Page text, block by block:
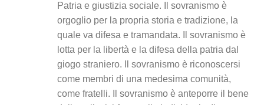
Patria e giustizia sociale. Il sovranismo è
orgoglio per la propria storia e tradizione, la
quale va difesa e tramandata. Il sovranismo è
lotta per la libertà e la difesa della patria dal
giogo straniero. Il sovranismo è riconoscersi
come membri di una medesima comunità,
come fratelli. Il sovranismo è anteporre il bene